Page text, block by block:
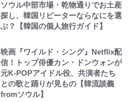
ソウル中部市場・乾物通りでお土産
探し、韓国リピーターならなにを選
ぶ？【韓国の個人旅行ガイド】
映画『ワイルド・シング』Netflix配
信！トップ俳優カン・ドンウォンが
元K-POPアイドル役、共演者たち
との歌と踊りが見もの【韓流談義
fromソウル】